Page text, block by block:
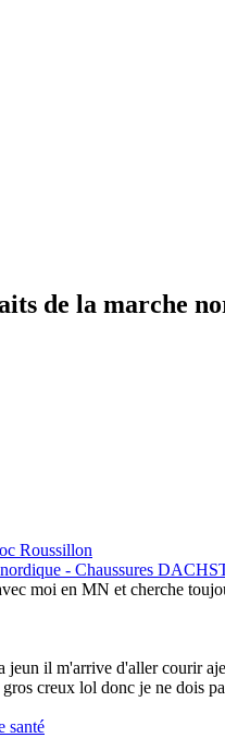
de la marche
Roussillon
nordique - Chaussures
moi en MN et cherche
jeun il m'arrive d'aller courir
creux lol donc je ne dois
santé